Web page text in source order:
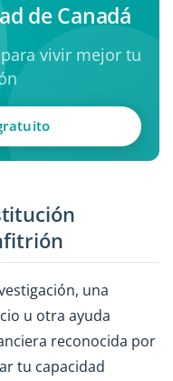
de Canadá
vivir mejor tu
una
u otra ayuda
reconocida por
tu capacidad